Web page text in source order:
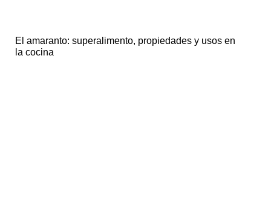
El amaranto: superalimento, propiedades y usos en
la cocina